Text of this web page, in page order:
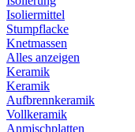
Isoliermittel
Stumpflacke
Knetmassen
Alles anzeigen
Keramik
Keramik
Aufbrennkeramik
Vollkeramik
Anmischplatten